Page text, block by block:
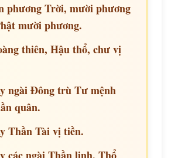
phương Trời, mười phương
mười phương.
thiên, Hậu thổ, chư vị
ngài Đông trù Tư mệnh
quân.
Thần Tài vị tiền.